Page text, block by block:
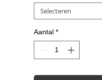
Selecteren
Aantal *